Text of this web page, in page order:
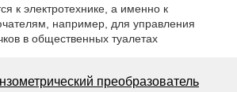
к электротехнике, а именно к
например, для управления
в общественных туалетах
преобразователь